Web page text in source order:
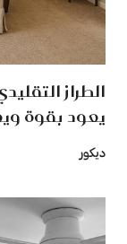
الطراز
يعود بقوة
ديكور